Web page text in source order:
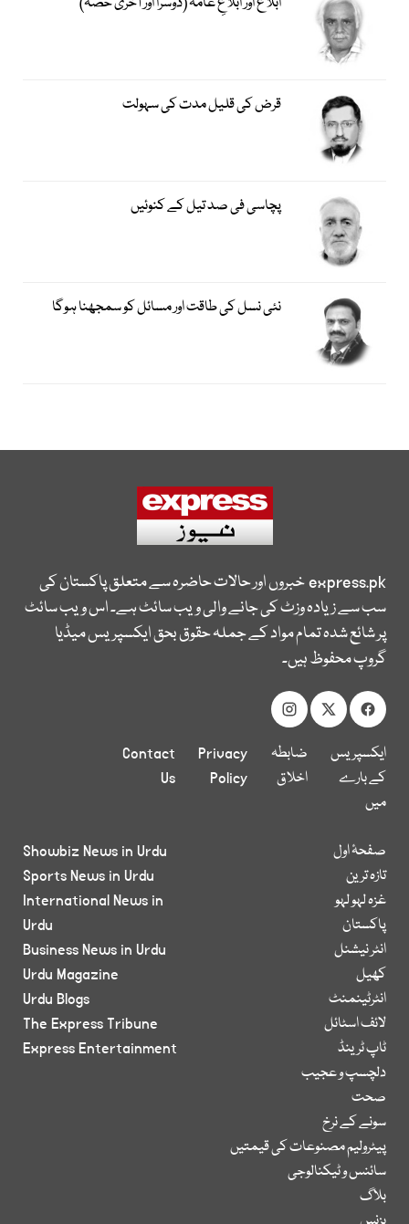
قرض کی قلیل مدت کی سہولت
پچاسی فی صد تیل کے کنوئیں
نئی نسل کی طاقت اور مسائل کو سمجھنا ہوگا
express.pkخبروں اور حالات حاضرہ سے متعلق پاکستان کی
سب سے زیادہ وزٹ کی جانے والی ویب سائٹ ہے۔ اس ویب سائٹ
پر شائع شدہ تمام مواد کے جملہ حقوق بحق ایکسپریس میڈیا
گروپ محفوظ ہیں۔
ایکسپریس
کے بارے
میں
ضابطہ
اخلاق
Privacy
Policy
Contact
Us
صفحۂ اول
تازہ ترین
غزہ لہو لہو
پاکستان
انٹر نیشنل
کھیل
انٹرٹینمنٹ
لائف اسٹائل
ٹاپ ٹرینڈ
دلچسپ و عجیب
صحت
سونے کے نرخ
پیٹرولیم مصنوعات کی قیمتیں
سائنس و ٹیکنالوجی
بلاگ
Showbiz News in Urdu
Sports News in Urdu
International News in
Urdu
Business News in Urdu
Urdu Magazine
Urdu Blogs
The Express Tribune
Express Entertainment